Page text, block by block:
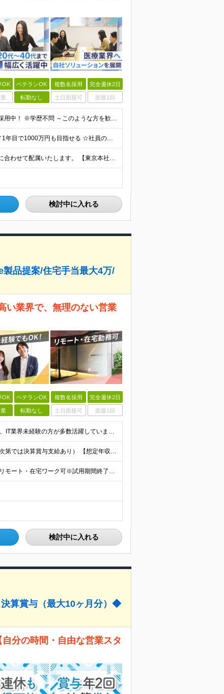
OK ベテランOK 複数名採用 完全週休2日
業 転勤なし 土日面接可 面接1回
☆未経験・第二新卒・フリーターもOK ☆5名以上の積極採用中！ ※学歴不問 ～このような方を歓迎します！～ ■今より生活を1ランクアップさせたい ■年収1000万円を目指したい ■営業スキルを身に付
☆入社時の想定年収500万～700万円 ☆インセン年12回／1年目で1000万円も目指せる ☆社員の半数以上が年収800万円超え 月給35万円～＋インセンティブ＋各種手当 ※経験・スキルに応じて決
≪東京・福岡・大阪で積極採用中！≫ 以下のうち、希望に合わせて配属いたします。 【東京本社】 東京都港区芝1-9-3 芝マツラビル4F 【大阪支店】 大阪府大阪市西区西本町1丁目5番20号 サーミ
検討中に入れる
品提案/住宅手当最大4万/
い業界で、無理のない営業
OK ベテランOK 複数名採用 完全週休2日
業 転勤なし 土日面接可 面接1回
＼未経験・第二新卒歓迎／ ◆学歴不問 ★法人営業未経験、IT業界未経験の方が多数活躍しています！ 「安定した環境で長く働きたい」 「過度なノルマから解放されたい」 「プライベートの時間も大切にしたい
★住宅手当最大4万円・家族手当あり ★賞与年2回（業績次第では決算賞与支給あり） 【想定年収400万円～】 ◆月給245,500円～347,200円（一律手当を含む）＋各種手当＋賞与年2回（業績次第
★「八丁堀駅」直結！アクセス抜群 ★週2日（月8日迄）リモート・在宅ワーク可※試用期間終了後 ★直行直帰OK・帰社義務なし 本社：東京都中央区八丁堀3-27-10 八丁堀プラザビル 9F ※担当す
検討中に入れる
算賞与（最大10ヶ月分）◆
分の時間・自由な営業スタ